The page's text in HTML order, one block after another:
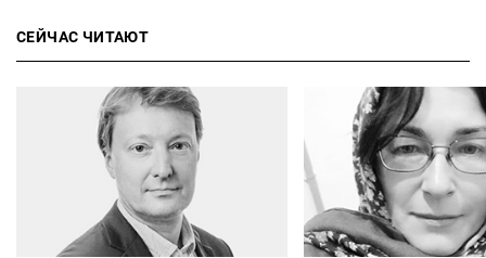
СЕЙЧАС ЧИТАЮТ